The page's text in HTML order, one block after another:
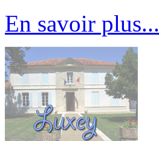
En savoir plus...